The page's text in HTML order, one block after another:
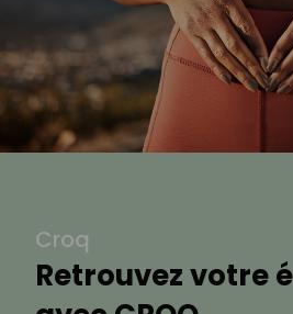
Croq
Retrouvez votre